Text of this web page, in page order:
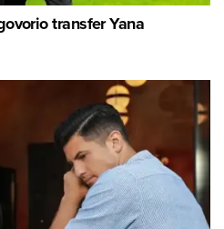
transfer Yana